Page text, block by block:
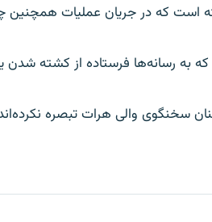
است که در جریان عملیات همچنین
که به رسانه‌ها فرستاده از کشته
سخنگوی والی هرات تبصره